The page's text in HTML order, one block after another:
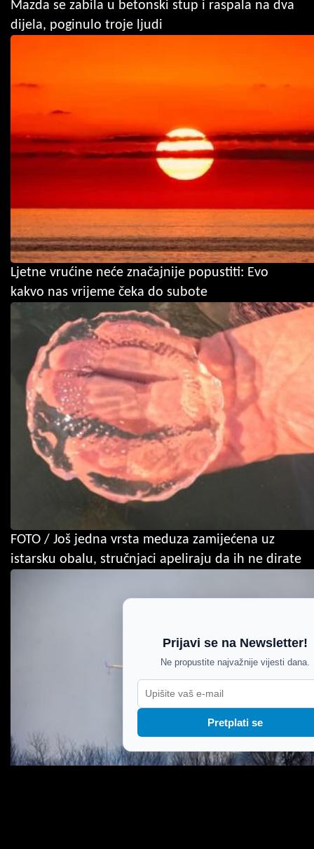
Mazda se zabila u betonski stup i raspala na dva
dijela, poginulo troje ljudi
Ljetne vrućine neće značajnije popustiti: Evo
kakvo nas vrijeme čeka do subote
FOTO / Još jedna vrsta meduza zamijećena uz
istarsku obalu, stručnjaci apeliraju da ih ne dirate
Prijavi se na Newsletter!
Ne propustite najvažnije vijesti dana.
Pretplati se